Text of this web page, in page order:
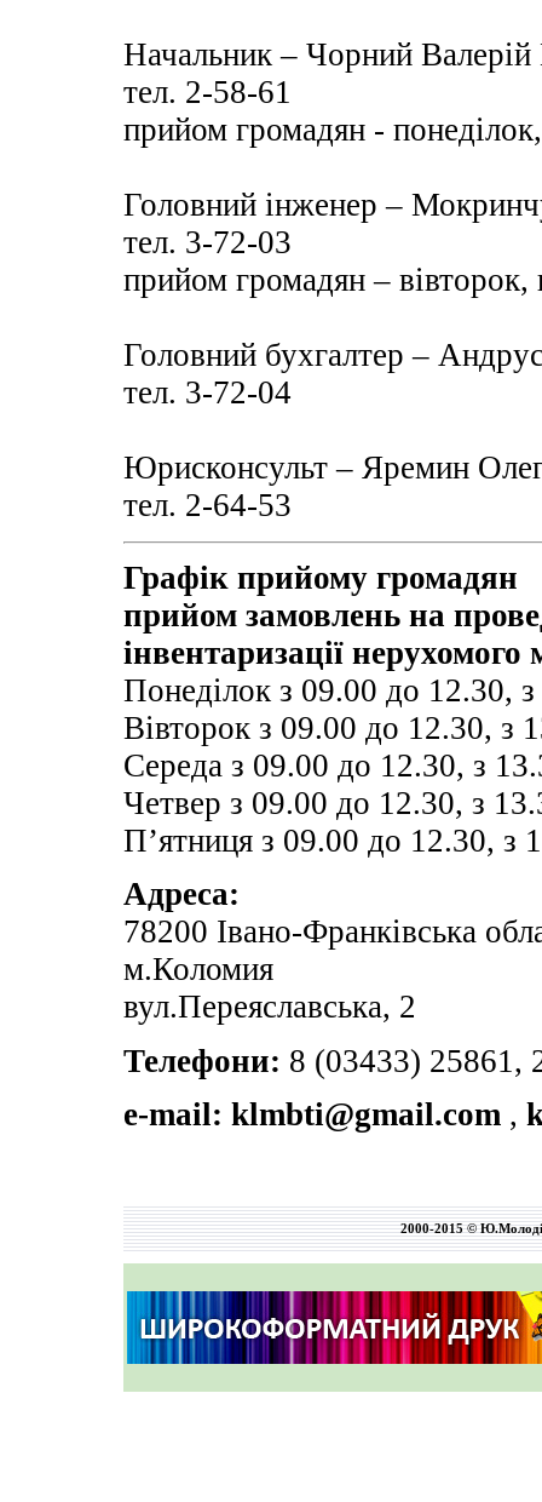
Начальник – Чорний
тел. 2-58-61
прийом громадян -
Головний інженер –
тел. 3-72-03
прийом громадян –
Головний бухгалтер –
тел. 3-72-04
Юрисконсульт – Яремин
тел. 2-64-53
Графік прийому громадян
прийом замовлень на
інвентаризації
Понеділок з 09.00 до 12.30,
Вівторок з 09.00 до 12.30, з
Середа з 09.00 до 12.30, з
Четвер з 09.00 до 12.30, з
П’ятниця з 09.00 до 12.30, з
Адреса:
78200 Івано-Франківська
м.Коломия
вул.Переяславська, 2
Телефони: 8 (03433) 25861,
e-mail: klmbti@gmail.com ,
2000-2015 ©